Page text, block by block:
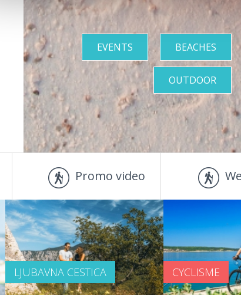
BEACHES
EVENTS
OUTDOOR
Promo video
LJUBAVNA CESTICA CYCLISME